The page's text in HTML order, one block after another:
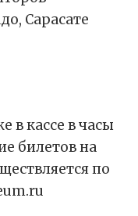
Сарасате
в кассе в часы
билетов на
по